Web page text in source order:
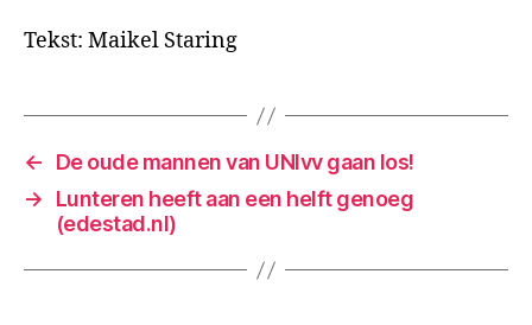
Tekst: Maikel Staring
←
De oude mannen van UNIvv gaan los!
→
Lunteren heeft aan een helft genoeg
(edestad.nl)